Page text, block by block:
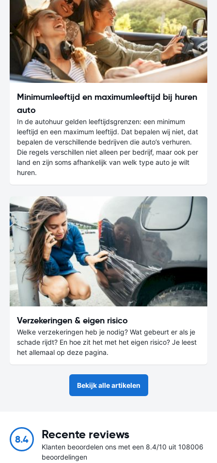
Minimumleeftijd en maximumleeftijd bij huren
auto
In de autohuur gelden leeftijdsgrenzen: een minimum
leeftijd en een maximum leeftijd. Dat bepalen wij niet, dat
bepalen de verschillende bedrijven die auto’s verhuren.
Die regels verschillen niet alleen per bedrijf, maar ook per
land en zijn soms afhankelijk van welk type auto je wilt
huren.
Verzekeringen & eigen risico
Welke verzekeringen heb je nodig? Wat gebeurt er als je
schade rijdt? En hoe zit het met het eigen risico? Je leest
het allemaal op deze pagina.
Bekijk alle artikelen
8.4 Recente reviews
Klanten beoordelen ons met een 8.4/10 uit 108006
beoordelingen